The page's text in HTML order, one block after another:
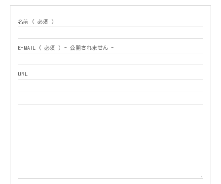
名前 ( 必須 )
E-MAIL ( 必須 ) - 公開されません -
URL